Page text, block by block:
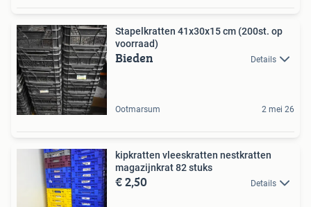
Stapelkratten 41x30x15 cm (200st. op
voorraad)
Bieden Details
Ootmarsum 2 mei 26
kipkratten vleeskratten nestkratten
magazijnkrat 82 stuks
€ 2,50 Details